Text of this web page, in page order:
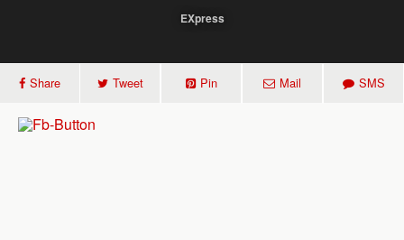
EXpress
Share Tweet Pin Mail SMS